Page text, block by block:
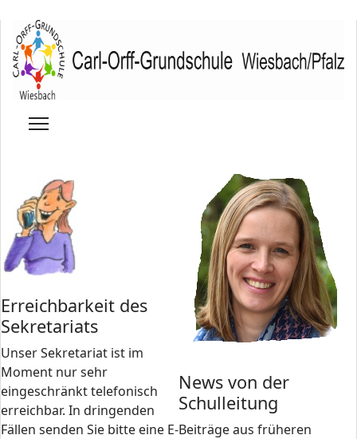
Erreichbarkeit des
Sekretariats
Unser Sekretariat ist im
Moment nur sehr
eingeschränkt telefonisch
erreichbar. In dringenden
Fällen senden Sie bitte eine E-
News von der
Schulleitung
Beiträge aus früheren